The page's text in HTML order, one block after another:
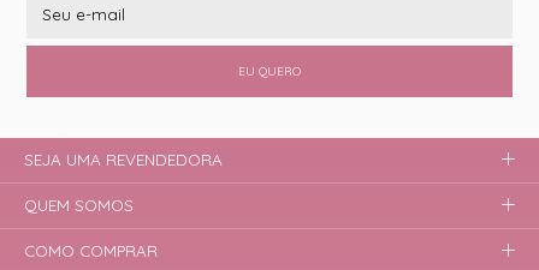
EU QUERO
SEJA UMA REVENDEDORA
QUEM SOMOS
COMO COMPRAR